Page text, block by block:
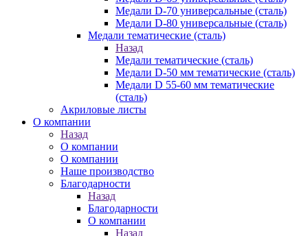
Медали D-70 универсальные (сталь)
Медали D-80 универсальные (сталь)
Медали тематические (сталь)
Назад
Медали тематические (сталь)
Медали D-50 мм тематические (сталь)
Медали D 55-60 мм тематические
(сталь)
Акриловые листы
О компании
Назад
О компании
О компании
Наше производство
Благодарности
Назад
Благодарности
О компании
Назад